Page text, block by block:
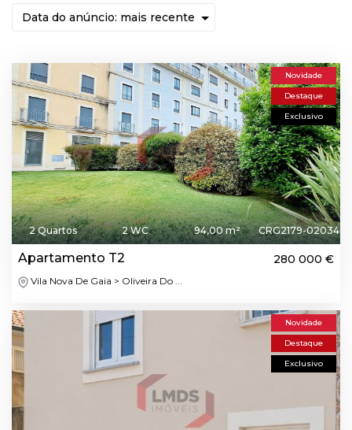
Novidade
Destaque
Exclusivo
2 Quartos 2 WC 94,00 m² CRG2179-02034
Apartamento T2 280 000 €
Vila Nova De Gaia > Oliveira Do ...
Novidade
Destaque
Exclusivo